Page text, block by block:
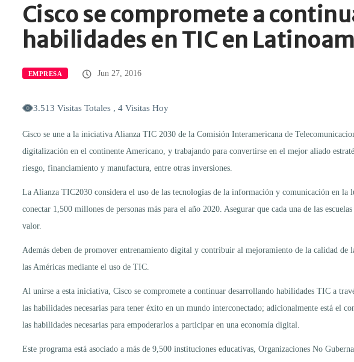
Cisco se compromete a
habilidades en TIC en
EMPRESA Jun 27, 2016
3.513 Visitas Totales , 4 Visitas Hoy
Cisco se une a la iniciativa Alianza TIC 2030 de la Comisión Interamericana de
digitalización en el continente Americano, y trabajando para convertirse en el mejor aliado
riesgo, financiamiento y manufactura, entre otras inversiones.
La Alianza TIC2030 considera el uso de las tecnologías de la información y comunicación en
conectar 1,500 millones de personas más para el año 2020. Asegurar que cada una de las
valor.
Además deben de promover entrenamiento digital y contribuir al mejoramiento de la calidad
las Américas mediante el uso de TIC.
Al unirse a esta iniciativa, Cisco se compromete a continuar desarrollando habilidades TIC a
las habilidades necesarias para tener éxito en un mundo interconectado; adicionalmente está el
las habilidades necesarias para empoderarlos a participar en una economía digital.
Este programa está asociado a más de 9,500 instituciones educativas, Organizaciones No